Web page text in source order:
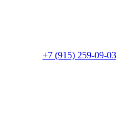
+7 (915) 259-09-03